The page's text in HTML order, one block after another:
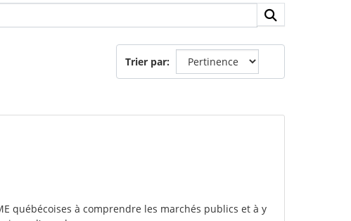
Trier par
québécoises à comprendre les marchés publics et à y